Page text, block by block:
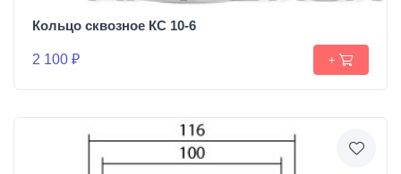
Кольцо сквозное КС 10-6
2 100 ₽ +